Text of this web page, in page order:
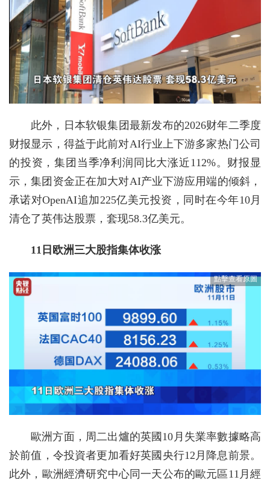
此外，日本软银集团最新发布的2026财年二季度
财报显示，得益于此前对AI行业上下游多家热门公司
的投资，集团当季净利润同比大涨近112%。财报显
示，集团资金正在加大对AI产业下游应用端的倾斜，
承诺对OpenAI追加225亿美元投资，同时在今年10月
清仓了英伟达股票，套现58.3亿美元。
11日欧洲三大股指集体收涨
歐洲方面，周二出爐的英國10月失業率數據略高
於前值，令投資者更加看好英國央行12月降息前景。
此外，歐洲經濟研究中心同一天公布的歐元區11月經